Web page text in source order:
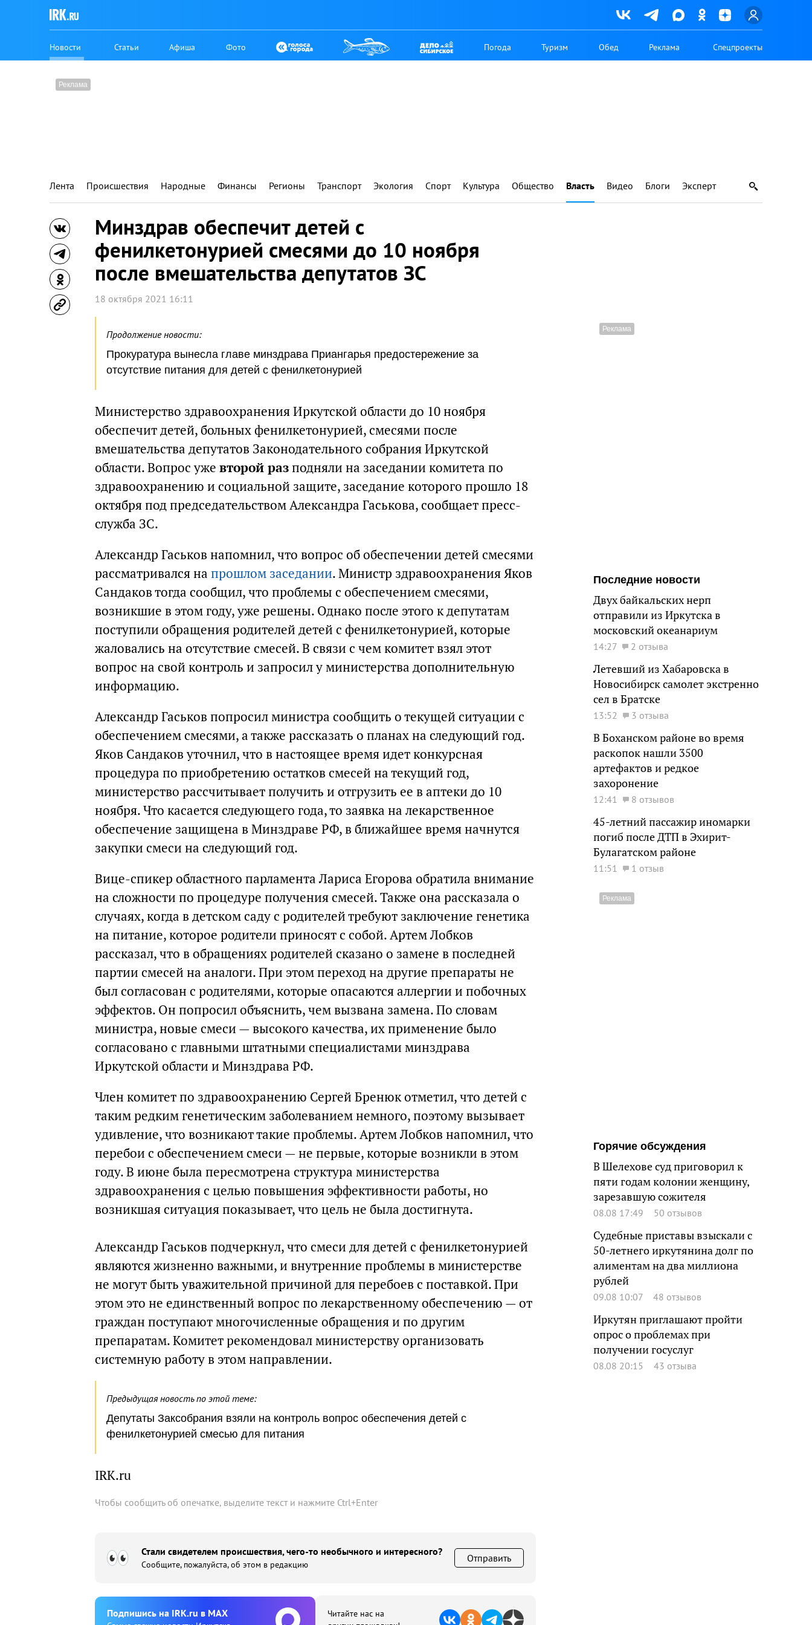
Новости Статьи Афиша Фото Погода Туризм Обед Реклама Спецпроекты
Лента Происшествия Народные Финансы Регионы Транспорт Экология Спорт Культура Общество Власть Видео Блоги Эксперт
Минздрав обеспечит детей с
фенилкетонурией смесями до 10 ноября
после вмешательства депутатов ЗС
18 октября 2021 16:11
Продолжение новости:
Прокуратура вынесла главе минздрава Приангарья предостережение за
отсутствие питания для детей с фенилкетонурией
Министерство здравоохранения Иркутской области до 10 ноября
обеспечит детей, больных фенилкетонурией, смесями после
вмешательства депутатов Законодательного собрания Иркутской
области. Вопрос уже второй разподняли на заседании комитета по
здравоохранению и социальной защите, заседание которого прошло 18
октября под председательством Александра Гаськова, сообщает пресс-
служба ЗС.
Александр Гаськов напомнил, что вопрос об обеспечении детей смесями
рассматривался на прошлом заседании. Министр здравоохранения Яков
Сандаков тогда сообщил, что проблемы с обеспечением смесями,
возникшие в этом году, уже решены. Однако после этого к депутатам
поступили обращения родителей детей с фенилкетонурией, которые
жаловались на отсутствие смесей. В связи с чем комитет взял этот
вопрос на свой контроль и запросил у министерства дополнительную
информацию.
Александр Гаськов попросил министра сообщить о текущей ситуации с
обеспечением смесями, а также рассказать о планах на следующий год.
Яков Сандаков уточнил, что в настоящее время идет конкурсная
процедура по приобретению остатков смесей на текущий год,
министерство рассчитывает получить и отгрузить ее в аптеки до 10
ноября. Что касается следующего года, то заявка на лекарственное
обеспечение защищена в Минздраве РФ, в ближайшее время начнутся
закупки смеси на следующий год.
Вице-спикер областного парламента Лариса Егорова обратила внимание
на сложности по процедуре получения смесей. Также она рассказала о
случаях, когда в детском саду с родителей требуют заключение генетика
на питание, которое родители приносят с собой. Артем Лобков
рассказал, что в обращениях родителей сказано о замене в последней
партии смесей на аналоги. При этом переход на другие препараты не
был согласован с родителями, которые опасаются аллергии и побочных
эффектов. Он попросил объяснить, чем вызвана замена. По словам
министра, новые смеси — высокого качества, их применение было
согласовано с главными штатными специалистами минздрава
Иркутской области и Минздрава РФ.
Член комитет по здравоохранению Сергей Бренюк отметил, что детей с
таким редким генетическим заболеванием немного, поэтому вызывает
удивление, что возникают такие проблемы. Артем Лобков напомнил, что
перебои с обеспечением смеси — не первые, которые возникли в этом
году. В июне была пересмотрена структура министерства
здравоохранения с целью повышения эффективности работы, но
возникшая ситуация показывает, что цель не была достигнута.
Александр Гаськов подчеркнул, что смеси для детей с фенилкетонурией
являются жизненно важными, и внутренние проблемы в министерстве
не могут быть уважительной причиной для перебоев с поставкой. При
этом это не единственный вопрос по лекарственному обеспечению — от
граждан поступают многочисленные обращения и по другим
препаратам. Комитет рекомендовал министерству организовать
системную работу в этом направлении.
Предыдущая новость по этой теме:
Депутаты Заксобрания взяли на контроль вопрос обеспечения детей с
фенилкетонурией смесью для питания
IRK.ru
Чтобы сообщить об опечатке, выделите текст и нажмите Ctrl+Enter
Стали свидетелем происшествия, чего-то необычного и интересного?
Сообщите, пожалуйста, об этом в редакцию
Отправить
Подпишиcь на IRK.ru в MAX
Читайте нас на
Последние новости
Двух байкальских нерп
отправили из Иркутска в
московский океанариум
14:27 2 отзыва
Летевший из Хабаровска в
Новосибирск самолет экстренно
сел в Братске
13:52 3 отзыва
В Боханском районе во время
раскопок нашли 3500
артефактов и редкое
захоронение
12:41 8 отзывов
45-летний пассажир иномарки
погиб после ДТП в Эхирит-
Булагатском районе
11:51 1 отзыв
Горячие обсуждения
В Шелехове суд приговорил к
пяти годам колонии женщину,
зарезавшую сожителя
08.08 17:49 50 отзывов
Судебные приставы взыскали с
50-летнего иркутянина долг по
алиментам на два миллиона
рублей
09.08 10:07 48 отзывов
Иркутян приглашают пройти
опрос о проблемах при
получении госуслуг
08.08 20:15 43 отзыва